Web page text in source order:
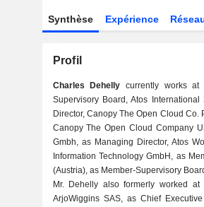
Synthèse Expérience
Profil
Charles Dehelly currently works at
Supervisory Board, Atos
Director, Canopy The Open Cloud Co.
Canopy The Open Cloud Company
Gmbh, as Managing Director, Atos
Information Technology GmbH, as
(Austria), as Member-Supervisory
Mr. Dehelly also formerly worked
ArjoWiggins SAS, as Chief